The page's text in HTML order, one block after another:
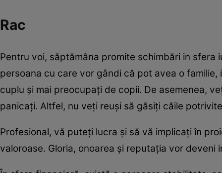
Rac
Pentru voi, săptămâna promite schimbări in sfera
persoana cu care vor gândi că pot avea o
cuplu și mai preocupați de copii. De asemenea,
panicați. Altfel, nu veți reuși să găsiți căile
Profesional, vă puteți lucra și să vă implicați în
valoroase. Gloria, onoarea și reputația vor deveni